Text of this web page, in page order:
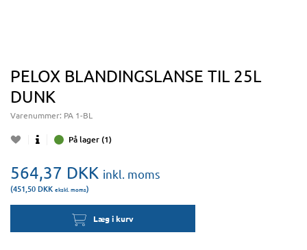
PELOX BLANDINGSLANSE TIL 25L
DUNK
Varenummer: PA 1-BL
På lager (1)
564,37 DKK inkl. moms
(451,50 DKK ekskl. moms)
Læg i kurv